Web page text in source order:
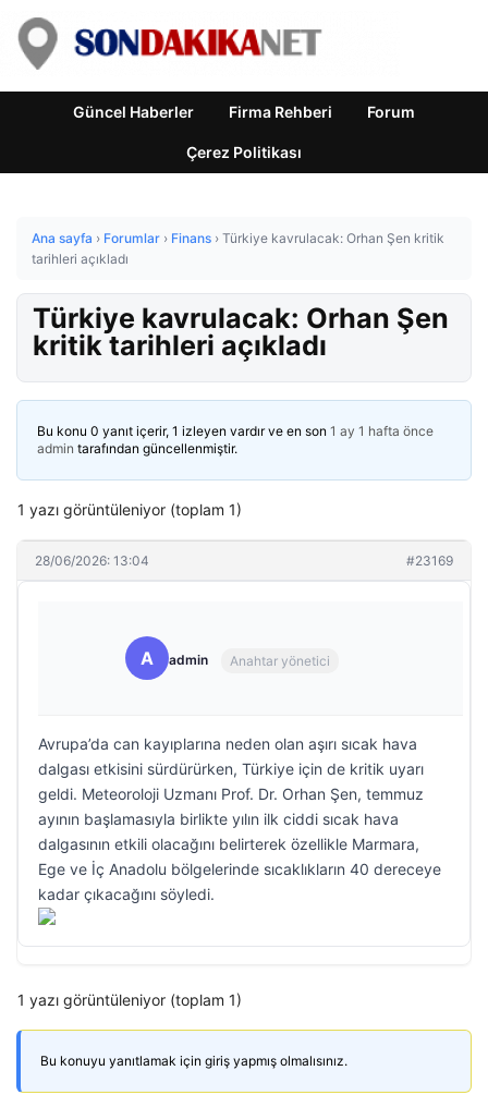
Güncel Haberler Firma Rehberi Forum
Çerez Politikası
Ana sayfa › Forumlar › Finans › Türkiye kavrulacak: Orhan Şen kritik
tarihleri açıkladı
Türkiye kavrulacak: Orhan Şen
kritik tarihleri açıkladı
Bu konu 0 yanıt içerir, 1 izleyen vardır ve en son 1 ay 1 hafta önce
admin tarafından güncellenmiştir.
1 yazı görüntüleniyor (toplam 1)
28/06/2026: 13:04 #23169
A admin Anahtar yönetici
Avrupa’da can kayıplarına neden olan aşırı sıcak hava
dalgası etkisini sürdürürken, Türkiye için de kritik uyarı
geldi. Meteoroloji Uzmanı Prof. Dr. Orhan Şen, temmuz
ayının başlamasıyla birlikte yılın ilk ciddi sıcak hava
dalgasının etkili olacağını belirterek özellikle Marmara,
Ege ve İç Anadolu bölgelerinde sıcaklıkların 40 dereceye
kadar çıkacağını söyledi.
1 yazı görüntüleniyor (toplam 1)
Bu konuyu yanıtlamak için giriş yapmış olmalısınız.